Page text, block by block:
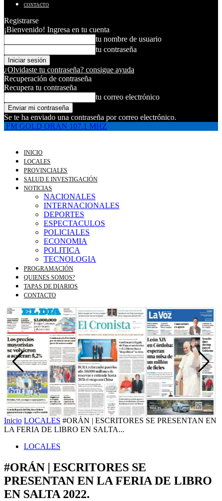
CONTACTO
Registrarse
¡Bienvenido! Ingresa en tu cuenta
tu nombre de usuario
tu contraseña
¿Olvidaste tu contraseña? consigue ayuda
Recuperación de contraseña
Recupera tu contraseña
tu correo electrónico
Se te ha enviado una contraseña por correo electrónico.
FM GOLD ORAN 107.1 MHZ
INICIO
LOCALES
PROVINCIALES
SALUD E INVESTIGACIÓN
NOTICIAS
NACIONALES
INTERNACIONALES
DEPORTES
ESPECTACULOS
POLICIALES
ECONOMIA
POLITICA
TECNOLOGIA
PROGRAMACIÓN
QUIENES SOMOS?
TAPAS DE DIARIOS
CONTACTO
Inicio LOCALES #ORÁN | ESCRITORES SE PRESENTAN EN
LA FERIA DE LIBRO EN SALTA...
LOCALES
#ORÁN | ESCRITORES SE
PRESENTAN EN LA FERIA DE LIBRO
EN SALTA 2022.